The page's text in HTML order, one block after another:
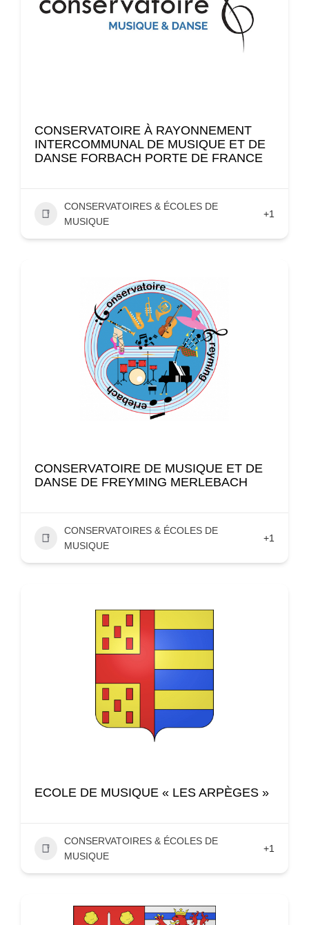
CONSERVATOIRE À RAYONNEMENT
INTERCOMMUNAL DE MUSIQUE ET DE
DANSE FORBACH PORTE DE FRANCE
CONSERVATOIRES & ÉCOLES DE
MUSIQUE
+1
CONSERVATOIRE DE MUSIQUE ET DE
DANSE DE FREYMING MERLEBACH
CONSERVATOIRES & ÉCOLES DE
MUSIQUE
+1
ECOLE DE MUSIQUE « LES ARPÈGES »
CONSERVATOIRES & ÉCOLES DE
MUSIQUE
+1